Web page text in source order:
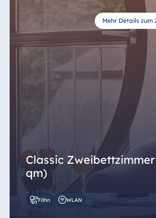
Mehr Details zum
Classic
qm)
Föhn WLAN